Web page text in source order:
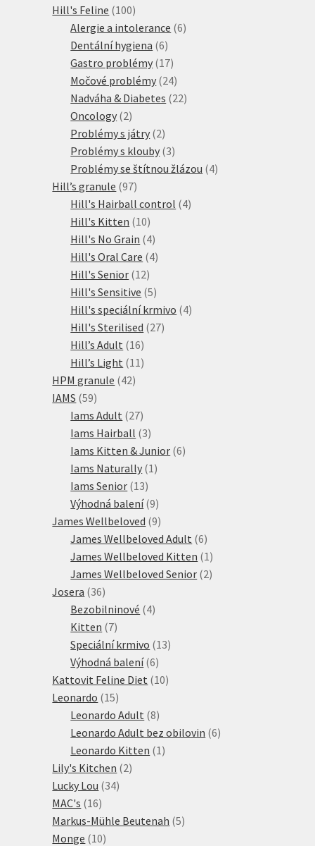
Hill's Feline 100100
produktů
Alergie a intolerance 66
Dentální hygiena 66
produktů
Gastro problémy 1717
produktů
Močové problémy 2424
produktů
Nadváha & Diabetes 2222
Oncology 22
produkty
Problémy s játry 22
produkty
Problémy s klouby 33
produkty
Problémy se štítnou žlázou 44
Hill’s granule 9797
produktů
Hill's Hairball control 44
Hill's Kitten 1010
produktů
Hill's No Grain 44
produkty
Hill's Oral Care 44
Hill's Senior 1212
produktů
Hill's Sensitive 55
produktů
Hill's speciální krmivo 44
Hill's Sterilised 2727
Hill’s Adult 1616
produktů
Hill’s Light 11 11
HPM granule 4242
IAMS 5959
produktů
Iams Adult 2727
produktů
Iams Hairball 33
produkty
Iams Kitten & Junior 66
Iams Naturally 1 1
Iams Senior 1313
produktů
Výhodná balení 99
produktů
James Wellbeloved 99
produktů
James Wellbeloved Adult 66
produktů
James Wellbeloved Kitten 1 1
produkt
James Wellbeloved Senior 22
Josera 3636
produktů
Bezobilninové 44
Kitten 77
produktů
Speciální krmivo 1313
Výhodná balení 66
produktů
Kattovit Feline Diet 1010
Leonardo 1515
produktů
Leonardo Adult 88
produktů
Leonardo Adult bez obilovin 66
Leonardo Kitten 1 1
Lily's Kitchen 22
Lucky Lou 3434
MAC's 1616
produktů
Markus-Mühle Beutenah 55
Monge 1010